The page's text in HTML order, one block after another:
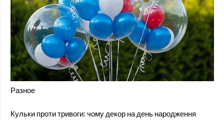
Разное
Кульки проти тривоги: чому декор на день народження